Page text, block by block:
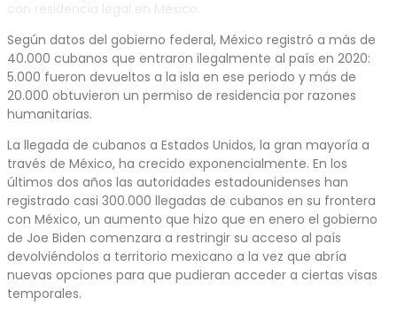
Según datos del gobierno federal, México registró a más de
40.000 cubanos que entraron ilegalmente al país en 2020:
5.000 fueron devueltos a la isla en ese periodo y más de
20.000 obtuvieron un permiso de residencia por razones
humanitarias.
La llegada de cubanos a Estados Unidos, la gran mayoría a
través de México, ha crecido exponencialmente. En los
últimos dos años las autoridades estadounidenses han
registrado casi 300.000 llegadas de cubanos en su frontera
con México, un aumento que hizo que en enero el gobierno
de Joe Biden comenzara a restringir su acceso al país
devolviéndolos a territorio mexicano a la vez que abría
nuevas opciones para que pudieran acceder a ciertas visas
temporales.